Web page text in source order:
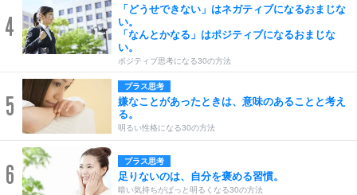
4
「どうせできない」はネガティブになるおまじな
い。
「なんとかなる」はポジティブになるおまじな
い。
ポジティブ思考になる30の方法
5
プラス思考
嫌なことがあったときは、意味のあることと考え
る。
明るい性格になる30の方法
6 プラス思考
足りないのは、自分を褒める習慣。
暗い気持ちがぱっと明るくなる30の方法